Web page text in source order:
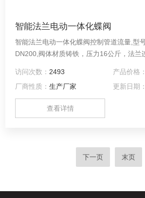
智能法兰电动一体化蝶阀
智能法兰电动一体化蝶阀控制管道流量,型
DN200,阀体材质铸铁，压力16公斤，法兰
化工、冶金、电站、城市给排水、环保、食
统中环境设施建设等系统排水用。
访问次数： 2493 产品价格：
厂商性质：生产厂家 更新日期：
查看详情
下一页 末页